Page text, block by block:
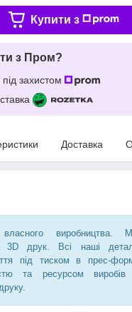
Купити з
з Пром?
захистом
Доставка
виробництва.
3D друк. Всі наші
під тиском в прес-
та ресурсом виробів